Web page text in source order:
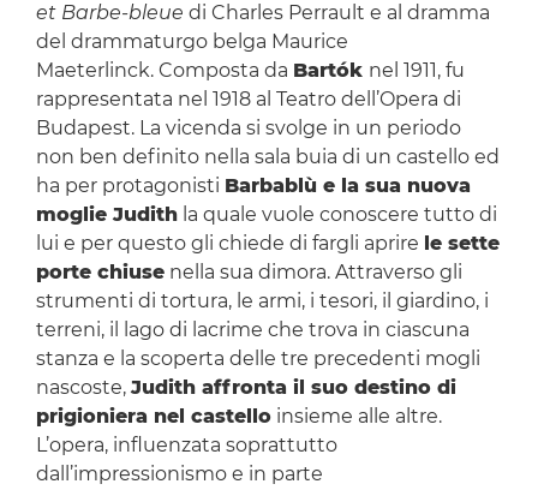
et Barbe-bleue di Charles Perrault e al dramma
del drammaturgo belga Maurice
Maeterlinck. Composta da Bartók nel 1911, fu
rappresentata nel 1918 al Teatro dell’Opera di
Budapest. La vicenda si svolge in un periodo
non ben definito nella sala buia di un castello ed
ha per protagonisti Barbablù e la sua nuova
moglie Judithla quale vuole conoscere tutto di
lui e per questo gli chiede di fargli aprire le sette
porte chiusenella sua dimora. Attraverso gli
strumenti di tortura, le armi, i tesori, il giardino, i
terreni, il lago di lacrime che trova in ciascuna
stanza e la scoperta delle tre precedenti mogli
nascoste, Judith affronta il suo destino di
prigioniera nel castelloinsieme alle altre.
L’opera, influenzata soprattutto
dall’impressionismo e in parte